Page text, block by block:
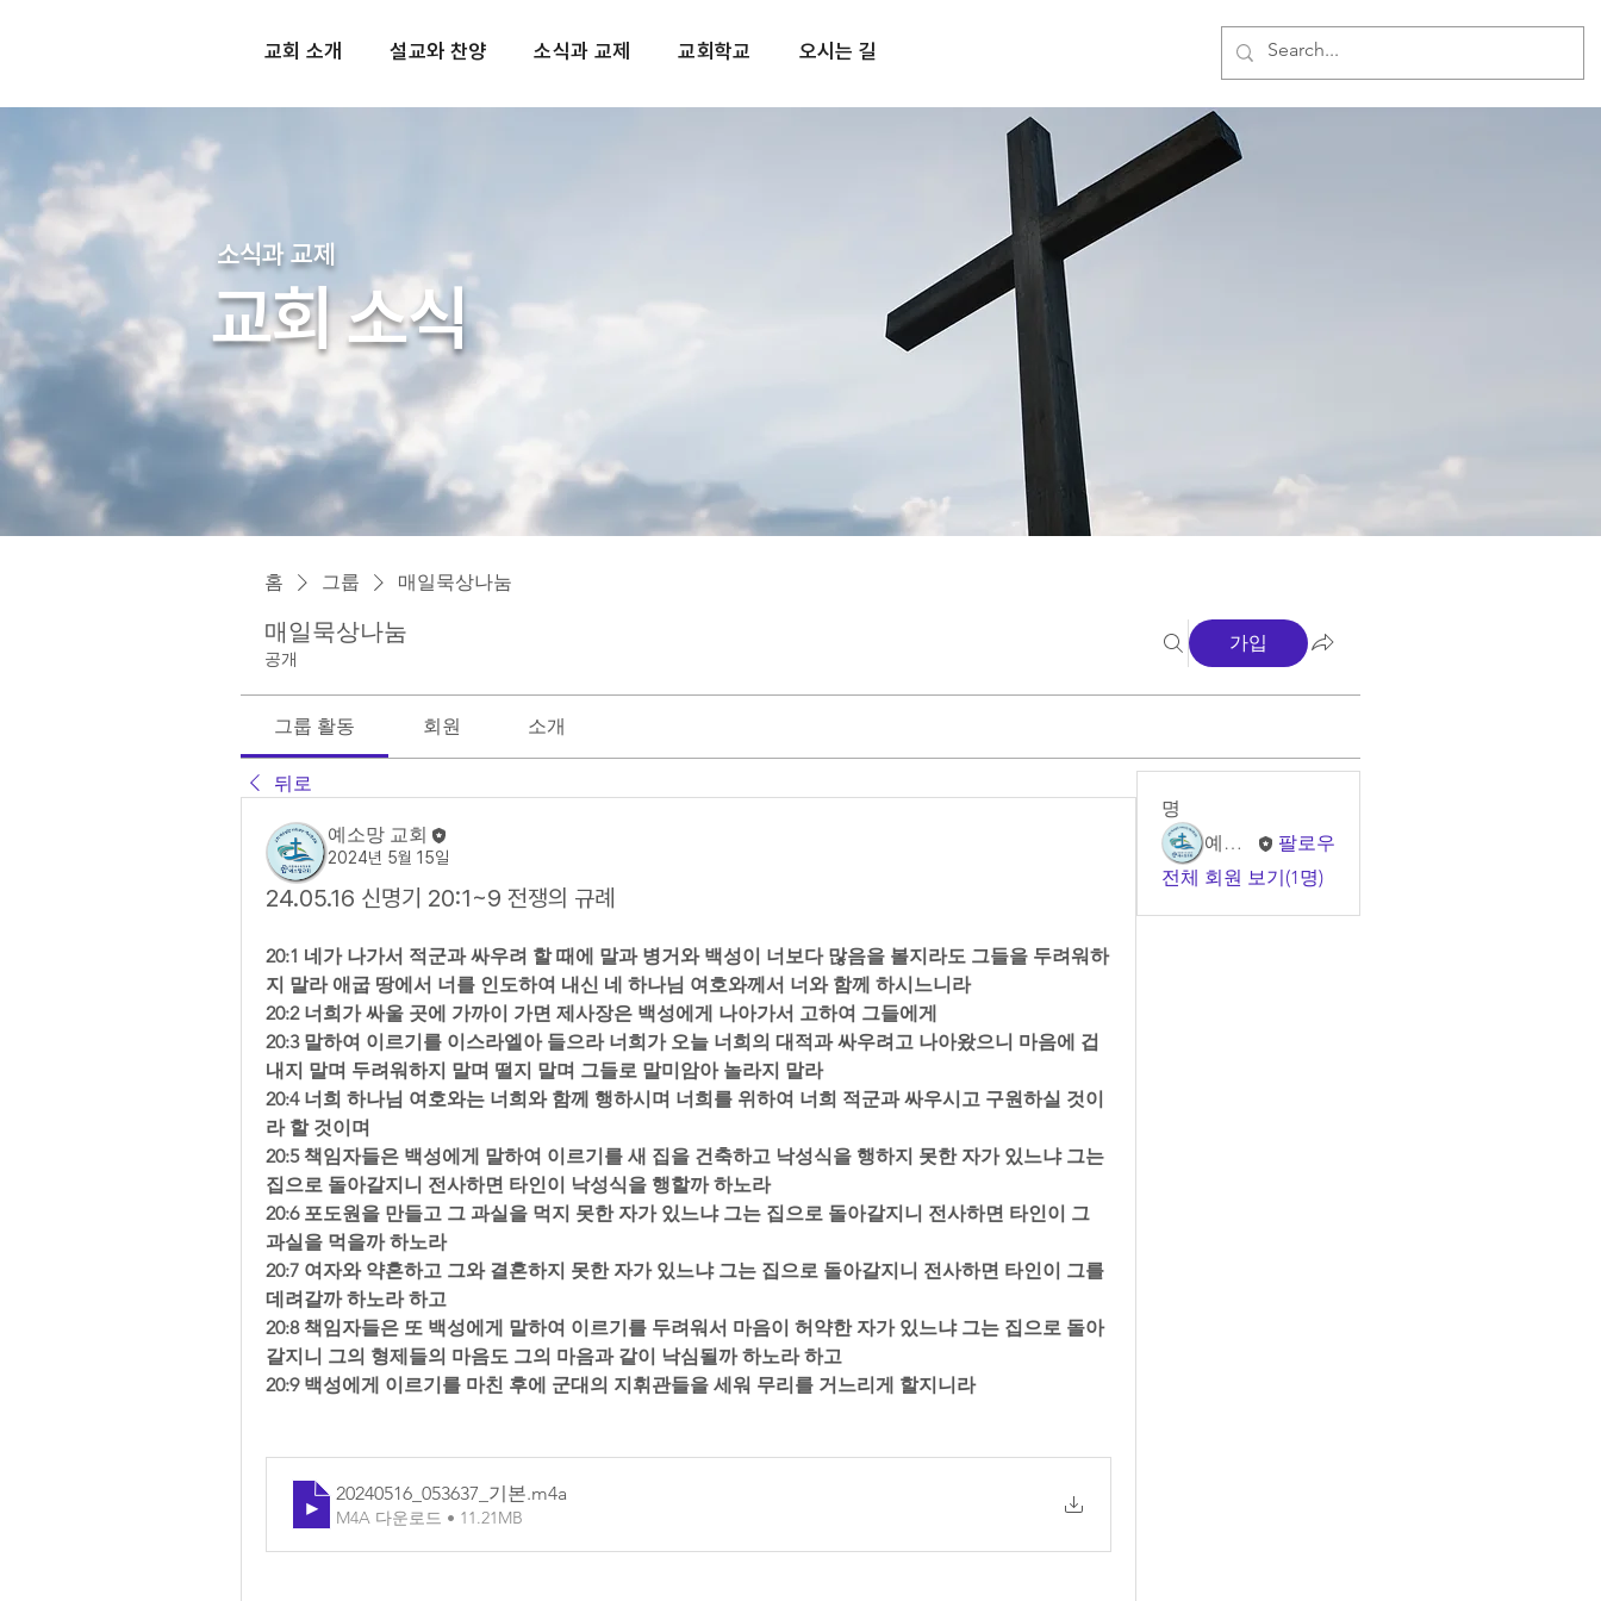
교회 소개 설교와 찬양 소식과 교제 교회학교 오시는 길
소식과 교제
교회 소식
홈 그룹 매일묵상나눔
매일묵상나눔
공개
가입
그룹 활동 회원 소개
뒤로
예소망 교회
2024년 5월 15일
24.05.16 신명기 20:1~9 전쟁의 규례
20:1 네가 나가서 적군과 싸우려 할 때에 말과 병거와 백성이 너보다 많음을 볼지라도 그들을 두려워하
지 말라 애굽 땅에서 너를 인도하여 내신 네 하나님 여호와께서 너와 함께 하시느니라
20:2 너희가 싸울 곳에 가까이 가면 제사장은 백성에게 나아가서 고하여 그들에게
20:3 말하여 이르기를 이스라엘아 들으라 너희가 오늘 너희의 대적과 싸우려고 나아왔으니 마음에 겁
내지 말며 두려워하지 말며 떨지 말며 그들로 말미암아 놀라지 말라
20:4 너희 하나님 여호와는 너희와 함께 행하시며 너희를 위하여 너희 적군과 싸우시고 구원하실 것이
라 할 것이며
20:5 책임자들은 백성에게 말하여 이르기를 새 집을 건축하고 낙성식을 행하지 못한 자가 있느냐 그는
집으로 돌아갈지니 전사하면 타인이 낙성식을 행할까 하노라
20:6 포도원을 만들고 그 과실을 먹지 못한 자가 있느냐 그는 집으로 돌아갈지니 전사하면 타인이 그
과실을 먹을까 하노라
20:7 여자와 약혼하고 그와 결혼하지 못한 자가 있느냐 그는 집으로 돌아갈지니 전사하면 타인이 그를
데려갈까 하노라 하고
20:8 책임자들은 또 백성에게 말하여 이르기를 두려워서 마음이 허약한 자가 있느냐 그는 집으로 돌아
갈지니 그의 형제들의 마음도 그의 마음과 같이 낙심될까 하노라 하고
20:9 백성에게 이르기를 마친 후에 군대의 지휘관들을 세워 무리를 거느리게 할지니라
20240516_053637_기본.m4a
M4A 다운로드 • 11.21MB
명
예소망 교회
팔로우
전체 회원 보기(1명)